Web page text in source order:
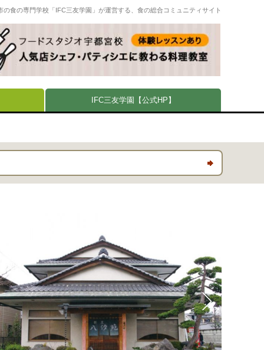
の食の専門学校「IFC三友学園」が運営する、食の総合コミュニティサイト
IFC三友学園【公式HP】